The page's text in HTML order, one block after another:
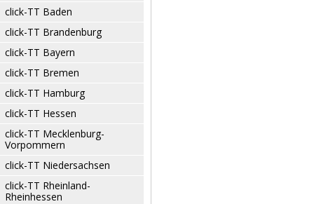
click-TT Baden
click-TT Brandenburg
click-TT Bayern
click-TT Bremen
click-TT Hamburg
click-TT Hessen
click-TT Mecklenburg-
Vorpommern
click-TT Niedersachsen
click-TT Rheinland-
Rheinhessen